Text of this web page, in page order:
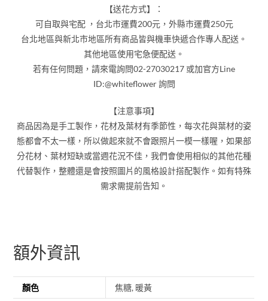
【送花方式】：
可自取與宅配 ，台北市運費200元，外縣市運費250元
台北地區與新北市地區所有商品皆與機車快遞合作專人配送。
其他地區使用宅急便配送。
若有任何問題，請來電詢問02-27030217 或加官方Line
ID:@whiteflower 詢問
【注意事項】
商品因為是手工製作，花材及葉材有季節性，每次花與葉材的姿
態都會不太一樣，所以做起來就不會跟照片一模一樣喔，如果部
分花材、葉材短缺或當週花況不佳，我們會使用相似的其他花種
代替製作，整體還是會按照圖片的風格設計搭配製作。如有特殊
需求需提前告知。
額外資訊
顏色 焦糖, 暖黃